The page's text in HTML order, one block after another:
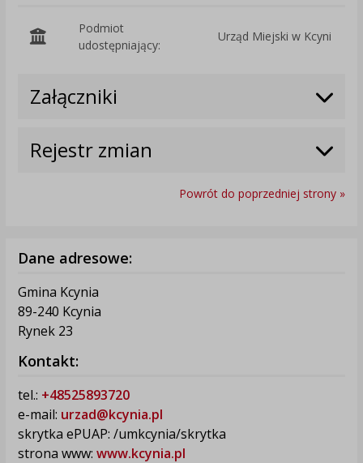
Podmiot
udostępniający:
Urząd Miejski w Kcyni
Załączniki
Rejestr zmian
Powrót do poprzedniej strony »
Dane adresowe:
Gmina Kcynia
89-240 Kcynia
Rynek 23
Kontakt:
tel.: +48525893720
e-mail: urzad@kcynia.pl
skrytka ePUAP: /umkcynia/skrytka
strona www: www.kcynia.pl